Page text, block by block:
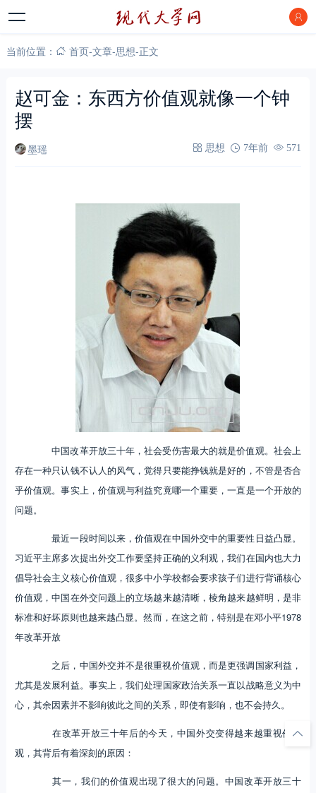
当前位置： 首页-文章-思想-正文
赵可金：东西方价值观就像一个钟
摆
墨瑶 思想 7年前 571
中国改革开放三十年，社会受伤害最大的就是价值观。社会上
存在一种只认钱不认人的风气，觉得只要能挣钱就是好的，不管是否合
乎价值观。事实上，价值观与利益究竟哪一个重要，一直是一个开放的
问题。
最近一段时间以来，价值观在中国外交中的重要性日益凸显。
习近平主席多次提出外交工作要坚持正确的义利观，我们在国内也大力
倡导社会主义核心价值观，很多中小学校都会要求孩子们进行背诵核心
价值观，中国在外交问题上的立场越来越清晰，棱角越来越鲜明，是非
标准和好坏原则也越来越凸显。然而，在这之前，特别是在邓小平1978
年改革开放
之后，中国外交并不是很重视价值观，而是更强调国家利益，
尤其是发展利益。事实上，我们处理国家政治关系一直以战略意义为中
心，其余因素并不影响彼此之间的关系，即使有影响，也不会持久。
在改革开放三十年后的今天，中国外交变得越来越重视价值
观，其背后有着深刻的原因：
其一，我们的价值观出现了很大的问题。中国改革开放三十